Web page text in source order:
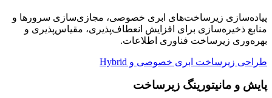
پیاده‌سازی زیرساخت‌های ابری خصوصی، مجازی‌سازی سرورها و
منابع ذخیره‌سازی برای افزایش انعطاف‌پذیری، مقیاس‌پذیری و
بهره‌وری زیرساخت فناوری اطلاعات.
طراحی زیرساخت ابری خصوصی و Hybrid
پایش و مانیتورینگ زیرساخت